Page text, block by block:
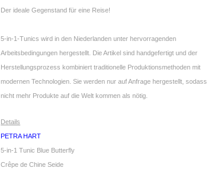
Der ideale Gegenstand für eine Reise!
5-in-1-Tunics wird in den Niederlanden unter hervorragenden
Arbeitsbedingungen hergestellt. Die Artikel sind handgefertigt und der
Herstellungsprozess kombiniert traditionelle Produktionsmethoden mit
modernen Technologien. Sie werden nur auf Anfrage hergestellt, sodass
nicht mehr Produkte auf die Welt kommen als nötig.
Details
PETRA HART
5-in-1 Tunic Blue Butterfly
Crêpe de Chine Seide